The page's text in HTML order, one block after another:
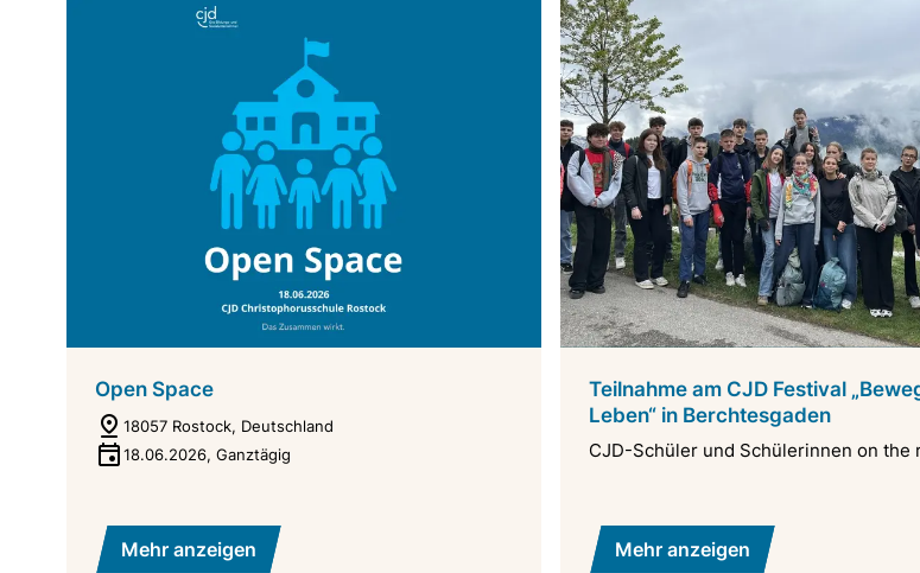
Open Space
18057 Rostock, Deutschland
18.06.2026, Ganztägig
Mehr anzeigen
Teilnahme am CJD Festival
Leben“ in Berchtesgaden
CJD-Schüler und Schülerinnen on the
Mehr anzeigen